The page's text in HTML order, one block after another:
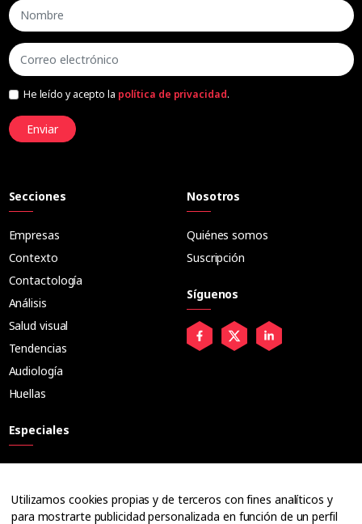
He leído y acepto la política de privacidad.
Enviar
Secciones
Empresas
Contexto
Contactología
Análisis
Salud visual
Tendencias
Audiología
Huellas
Especiales
Entrevistas
Ópticos
Nosotros
Quiénes somos
Suscripción
Síguenos
Utilizamos cookies propias y de terceros con fines analíticos y
para mostrarte publicidad personalizada en función de un perfil